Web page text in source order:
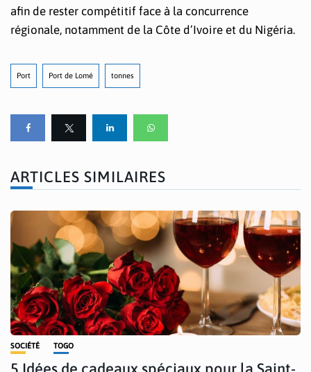
afin de rester compétitif face à la concurrence
régionale, notamment de la Côte d’Ivoire et du Nigéria.
Port Port de Lomé tonnes
ARTICLES SIMILAIRES
SOCIÉTÉ TOGO
5 Idées de cadeaux spéciaux pour la Saint-